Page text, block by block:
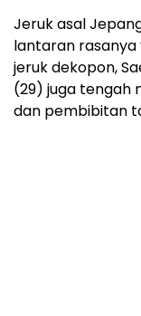
Jeruk asal
lantaran rasanya
jeruk dekopon,
(29) juga tengah
dan pembibitan